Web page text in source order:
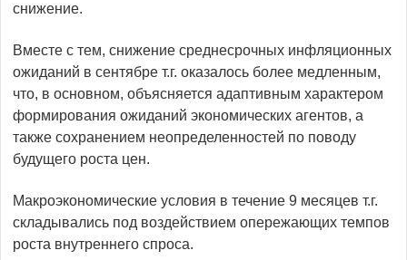
снижение.
Вместе с тем, снижение среднесрочных инфляционных
ожиданий в сентябре т.г. оказалось более медленным,
что, в основном, объясняется адаптивным характером
формирования ожиданий экономических агентов, а
также сохранением неопределенностей по поводу
будущего роста цен.
Макроэкономические условия в течение 9 месяцев т.г.
складывались под воздействием опережающих темпов
роста внутреннего спроса.